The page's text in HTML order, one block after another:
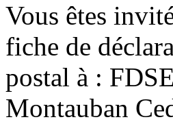
Vous êtes
fiche de
postal à :
Montauban